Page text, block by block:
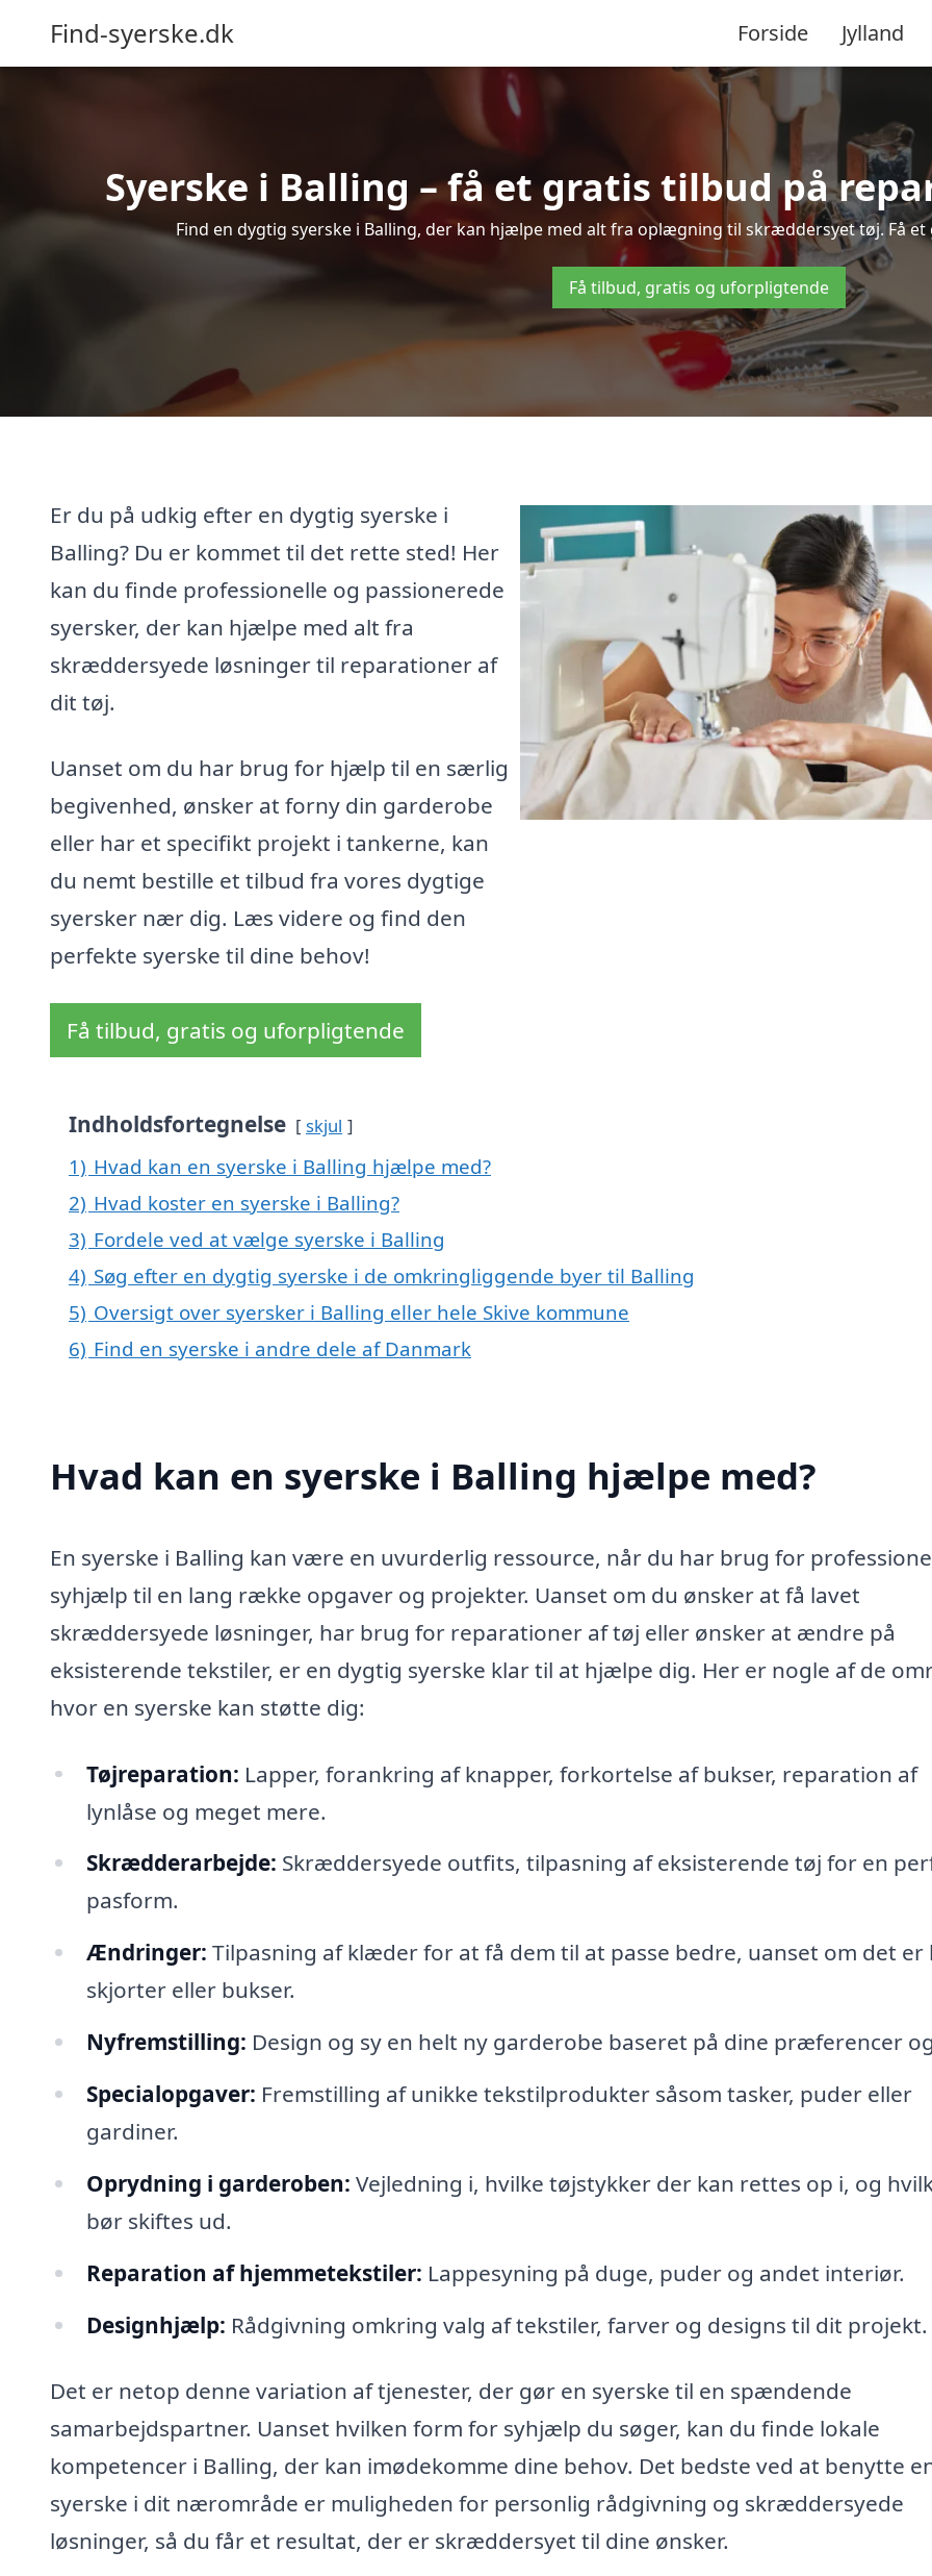
Find-syerske.dk Forside Jylland
Syerske i Balling – få et gratis tilbud på
Find en dygtig syerske i Balling, der kan hjælpe med alt fra oplægning til skræddersyet tøj. Få
Få tilbud, gratis og uforpligtende
Er du på udkig efter en dygtig syerske i
Balling? Du er kommet til det rette sted! Her
kan du finde professionelle og passionerede
syersker, der kan hjælpe med alt fra
skræddersyede løsninger til reparationer af
dit tøj.
Uanset om du har brug for hjælp til en særlig
begivenhed, ønsker at forny din garderobe
eller har et specifikt projekt i tankerne, kan
du nemt bestille et tilbud fra vores dygtige
syersker nær dig. Læs videre og find den
perfekte syerske til dine behov!
Få tilbud, gratis og uforpligtende
Indholdsfortegnelse skjul
1) Hvad kan en syerske i Balling hjælpe med?
2) Hvad koster en syerske i Balling?
3) Fordele ved at vælge syerske i Balling
4) Søg efter en dygtig syerske i de omkringliggende byer til Balling
5) Oversigt over syersker i Balling eller hele Skive kommune
6) Find en syerske i andre dele af Danmark
Hvad kan en syerske i Balling hjælpe med?
En syerske i Balling kan være en uvurderlig ressource, når du har brug for
syhjælp til en lang række opgaver og projekter. Uanset om du ønsker at få lavet
skræddersyede løsninger, har brug for reparationer af tøj eller ønsker at ændre på
eksisterende tekstiler, er en dygtig syerske klar til at hjælpe dig. Her er nogle af de
hvor en syerske kan støtte dig:
Tøjreparation: Lapper, forankring af knapper, forkortelse af bukser, reparation af
lynlåse og meget mere.
Skrædderarbejde: Skræddersyede outfits, tilpasning af eksisterende tøj for en
pasform.
Ændringer: Tilpasning af klæder for at få dem til at passe bedre, uanset om det er
skjorter eller bukser.
Nyfremstilling: Design og sy en helt ny garderobe baseret på dine præferencer
Specialopgaver: Fremstilling af unikke tekstilprodukter såsom tasker, puder eller
gardiner.
Oprydning i garderoben: Vejledning i, hvilke tøjstykker der kan rettes op i, og
bør skiftes ud.
Reparation af hjemmetekstiler: Lappesyning på duge, puder og andet interiør.
Designhjælp: Rådgivning omkring valg af tekstiler, farver og designs til dit projekt.
Det er netop denne variation af tjenester, der gør en syerske til en spændende
samarbejdspartner. Uanset hvilken form for syhjælp du søger, kan du finde lokale
kompetencer i Balling, der kan imødekomme dine behov. Det bedste ved at benytte
syerske i dit nærområde er muligheden for personlig rådgivning og skræddersyede
løsninger, så du får et resultat, der er skræddersyet til dine ønsker.